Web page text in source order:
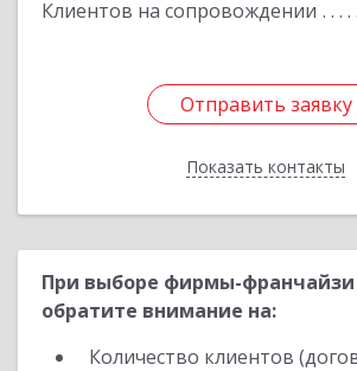
Клиентов на сопровождении
Отправить заявку
Показать контакты
Отправить заявку
Назад
При выборе фирмы-франчайзи
обратите внимание на:
Количество клиентов